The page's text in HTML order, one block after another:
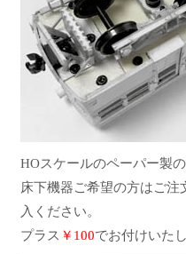
HOスケールのペーパー製
床下機器ご希望の方はご
入ください。
プラス ￥100でお付けいた